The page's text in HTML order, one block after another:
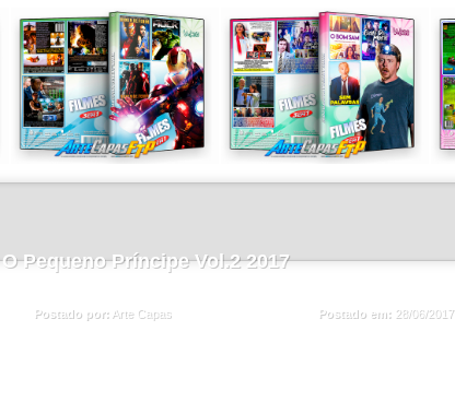
O Pequeno Príncipe Vol.2 2017
Postado por: Arte Capas Postado em: 28/06/2017